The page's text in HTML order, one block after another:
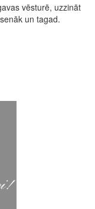
vēsturē, uzzināt
un tagad.